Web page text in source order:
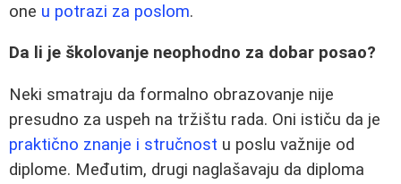
one u potrazi za poslom.
Da li je školovanje neophodno za dobar posao?
Neki smatraju da formalno obrazovanje nije
presudno za uspeh na tržištu rada. Oni ističu da je
praktično znanje i stručnost u poslu važnije od
diplome. Međutim, drugi naglašavaju da diploma